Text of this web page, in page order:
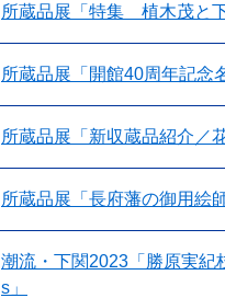
所蔵品展「特集 植木茂と
所蔵品展「開館40周年記念
所蔵品展「新収蔵品紹介／
所蔵品展「長府藩の御用絵
潮流・下関2023「勝原実
s」